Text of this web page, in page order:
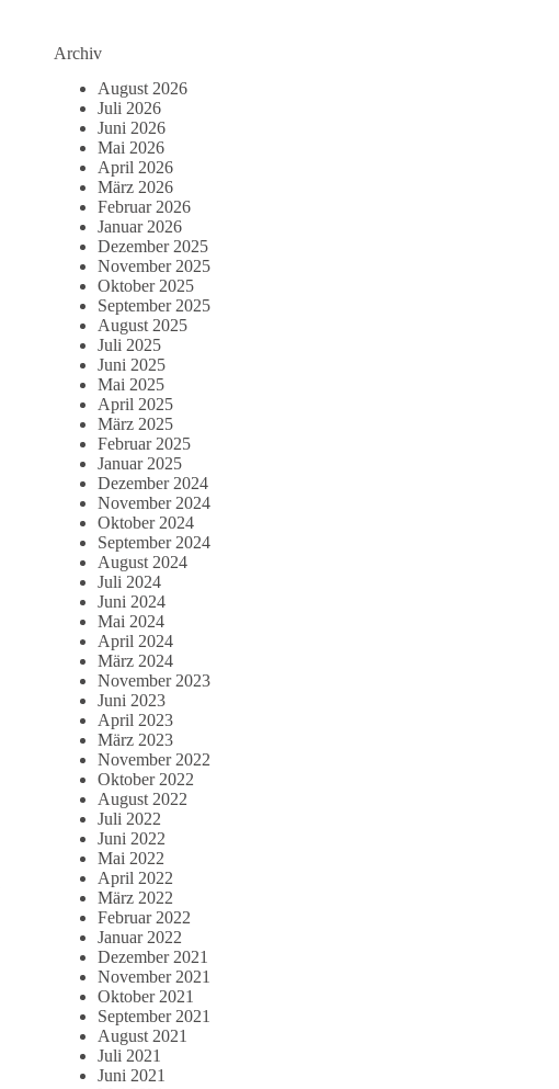
Archiv
August 2026
Juli 2026
Juni 2026
Mai 2026
April 2026
März 2026
Februar 2026
Januar 2026
Dezember 2025
November 2025
Oktober 2025
September 2025
August 2025
Juli 2025
Juni 2025
Mai 2025
April 2025
März 2025
Februar 2025
Januar 2025
Dezember 2024
November 2024
Oktober 2024
September 2024
August 2024
Juli 2024
Juni 2024
Mai 2024
April 2024
März 2024
November 2023
Juni 2023
April 2023
März 2023
November 2022
Oktober 2022
August 2022
Juli 2022
Juni 2022
Mai 2022
April 2022
März 2022
Februar 2022
Januar 2022
Dezember 2021
November 2021
Oktober 2021
September 2021
August 2021
Juli 2021
Juni 2021